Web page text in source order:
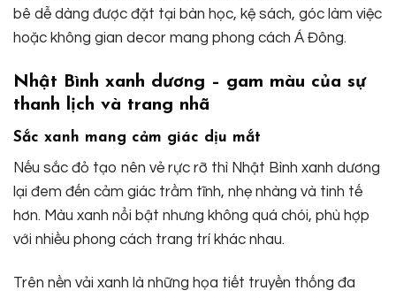
bê dễ dàng được đặt tại bàn học, kệ sách, góc làm việc
hoặc không gian decor mang phong cách Á Đông.
Nhật Bình xanh dương – gam màu của sự
thanh lịch và trang nhã
Sắc xanh mang cảm giác dịu mắt
Nếu sắc đỏ tạo nên vẻ rực rỡ thì Nhật Bình xanh dương
lại đem đến cảm giác trầm tĩnh, nhẹ nhàng và tinh tế
hơn. Màu xanh nổi bật nhưng không quá chói, phù hợp
với nhiều phong cách trang trí khác nhau.
Trên nền vải xanh là những họa tiết truyền thống đa